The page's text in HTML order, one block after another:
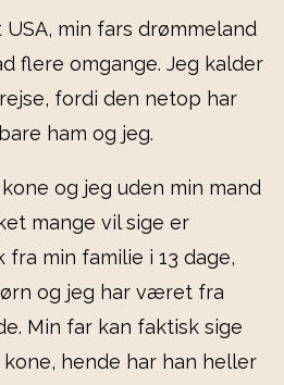
min fars drømmeland
flere omgange. Jeg kalder
fordi den netop har
ham og jeg.
og jeg uden min mand
mange vil sige er
min familie i 13 dage,
og jeg har været fra
Min far kan faktisk sige
hende har han heller